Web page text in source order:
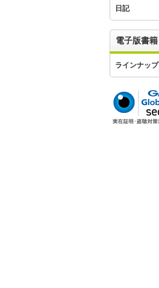
日記
電子版書籍
ラインナップ